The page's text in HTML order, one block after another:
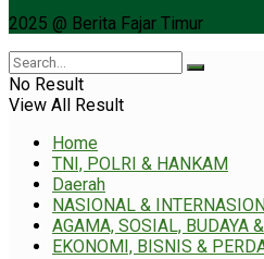
2025 @ Berita Fajar Timur
No Result
View All Result
Home
TNI, POLRI & HANKAM
Daerah
NASIONAL &
AGAMA, SOSIAL, BUDAYA
EKONOMI, BISNIS &